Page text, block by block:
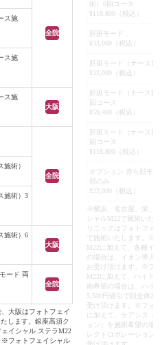
全院
ス施
ス施
ス施
大阪
全院
施術）
施術）3
施術）6
大阪
ード 両
全院
大阪はフォトフェイ
します。銀座高須ク
イシャル ステラM22
※フォトフェイシャル
術）6回コース
¥118,800（税込）
肝斑モード
¥33,000（税込）
肝斑モード（ナース施
¥22,000（税込）
肝斑モード（ナース施
回コース
¥59,400（税込）
肝斑モード（ナース施
回コース
¥118,800（税込）
オプション 赤ら顔モ
頬のみ
¥22,000（税込）
※横浜、名古屋、栄、
シャルM22で施術いた
リニックはフォトフェ
で施術いたします。※
M22に加えて、各種イ
の場合は、イオン導入
お受け頂けます。※フ
M22に加えて、ハイド
術希望の場合は、ハイ
5,500円値引で顔全体
受け頂けます。※フォ
に加えて、ケアシス（
ョン）を施術希望の場
レクトロポレーション